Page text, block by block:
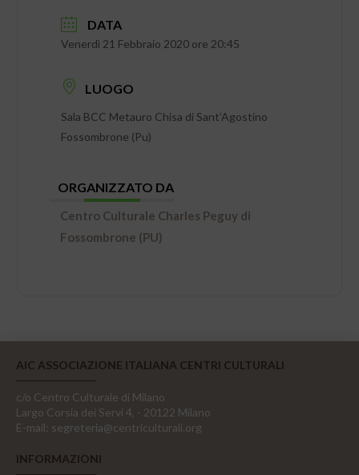
DATA
Venerdì 21 Febbraio 2020 ore 20:45
LUOGO
Sala BCC Metauro Chisa di Sant’Agostino
Fossombrone (Pu)
ORGANIZZATO DA
Centro Culturale Charles Peguy di
Fossombrone (PU)
AIC ASSOCIAZIONE ITALIANA CENTRI CULTURALI
c/o Centro Culturale di Milano
Largo Corsia dei Servi 4, - 20122 Milano
E-mail: segreteria@centriculturali.org
INFORMAZIONI